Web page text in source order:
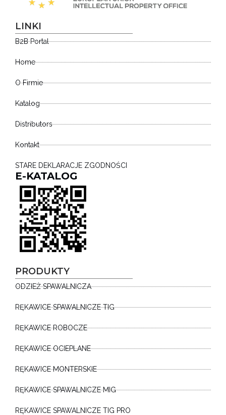
LINKI
B2B Portal
Home
O Firmie
Katalog
Distributors
Kontakt
STARE DEKLARACJE ZGODNOŚCI
E-KATALOG
PRODUKTY
ODZIEŻ SPAWALNICZA
RĘKAWICE SPAWALNICZE TIG
RĘKAWICE ROBOCZE
RĘKAWICE OCIEPLANE
RĘKAWICE MONTERSKIE
RĘKAWICE SPAWALNICZE MIG
RĘKAWICE SPAWALNICZE TIG PRO